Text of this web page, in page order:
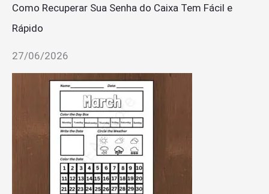
Como Recuperar Sua Senha do Caixa Tem Fácil e
Rápido
27/06/2026